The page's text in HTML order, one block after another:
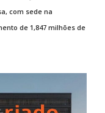
com sede na
de 1,847 milhões de